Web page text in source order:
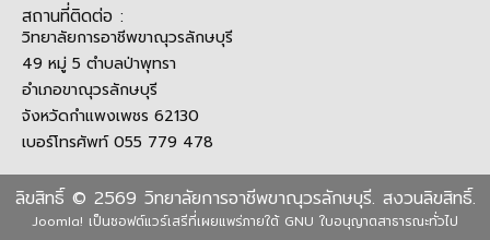
สถานที่ติดต่อ :
วิทยาลัยการอาชีพขาณุวรลักษบุรี
49 หมู่ 5 ตำบลป่าพุทรา
อำเภอขาณุวรลักษบุรี
จังหวัดกำแพงเพชร 62130
เบอร์โทรศัพท์ 055 779 478
ลิขสิทธิ์ © 2569 วิทยาลัยการอาชีพขาณุวรลักษบุรี. สงวนลิขสิทธิ์.
Joomla! เป็นซอฟต์แวร์เสรีที่เผยแพร่ภายใต้ GNU ใบอนุญาตสาธารณะทั่วไป